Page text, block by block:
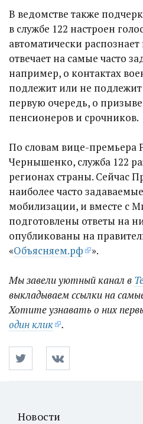
В ведомстве также
в службе 122 настроен
автоматически
отвечает на самые часто
например, о контактах
подлежит или не
первую очередь, о
пенсионеров и срочников.
По словам вице-премьера
Чернышенко, служба 122
регионах страны. Сейчас
наиболее часто
мобилизации, и вместе с
подготовлены ответы на
опубликованы на
«Объясняем.рф ».
Мы завели уютный канал в
выкладываем ссылки на
Хотите узнавать о них
один клик
.
Новости